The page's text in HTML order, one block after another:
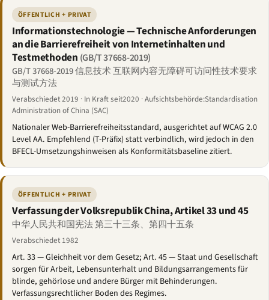
ÖFFENTLICH + PRIVAT
Informationstechnologie — Technische Anforderungen
an die Barrierefreiheit von Internetinhalten und
Testmethoden (GB/T 37668-2019)
GB/T 37668-2019 信息技术 互联网内容无障碍可访问性技术要求
与测试方法
Verabschiedet 2019 · In Kraft seit2020 · Aufsichtsbehörde:Standardisation
Administration of China (SAC)
Nationaler Web-Barrierefreiheitsstandard, ausgerichtet auf WCAG 2.0
Level AA. Empfehlend (T-Präfix) statt verbindlich, wird jedoch in den
BFECL-Umsetzungshinweisen als Konformitätsbaseline zitiert.
ÖFFENTLICH + PRIVAT
Verfassung der Volksrepublik China, Artikel 33 und 45
中华人民共和国宪法 第三十三条、第四十五条
Verabschiedet 1982
Art. 33 — Gleichheit vor dem Gesetz; Art. 45 — Staat und Gesellschaft
sorgen für Arbeit, Lebensunterhalt und Bildungsarrangements für
blinde, gehörlose und andere Bürger mit Behinderungen.
Verfassungsrechtlicher Boden des Regimes.